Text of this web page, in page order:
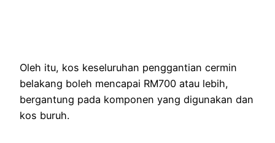
Oleh itu, kos keseluruhan penggantian cermin
belakang boleh mencapai RM700 atau lebih,
bergantung pada komponen yang digunakan dan
kos buruh.